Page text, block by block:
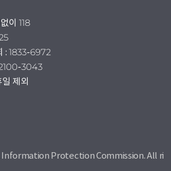
이 118
: 1833-6972
3043
제외
Protection Commission. All ri